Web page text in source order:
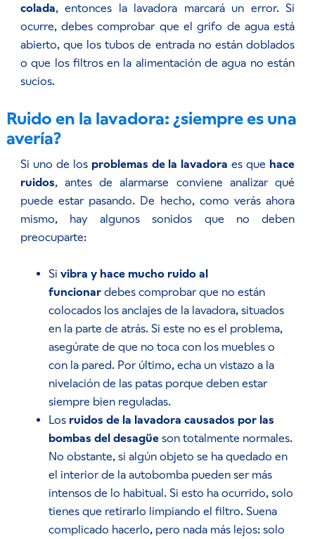
colada, entonces la lavadora marcará un error. Si
ocurre, debes comprobar que el grifo de agua está
abierto, que los tubos de entrada no están doblados
o que los filtros en la alimentación de agua no están
sucios.
Ruido en la lavadora: ¿siempre es una
avería?
Si uno de los problemas de la lavadora es que hace
ruidos, antes de alarmarse conviene analizar qué
puede estar pasando. De hecho, como verás ahora
mismo, hay algunos sonidos que no deben
preocuparte:
Si vibra y hace mucho ruido al
funcionardebes comprobar que no están
colocados los anclajes de la lavadora, situados
en la parte de atrás. Si este no es el problema,
asegúrate de que no toca con los muebles o
con la pared. Por último, echa un vistazo a la
nivelación de las patas porque deben estar
siempre bien reguladas.
Los ruidos de la lavadora causados por las
bombas del desagüeson totalmente normales.
No obstante, si algún objeto se ha quedado en
el interior de la autobomba pueden ser más
intensos de lo habitual. Si esto ha ocurrido, solo
tienes que retirarlo limpiando el filtro. Suena
complicado hacerlo, pero nada más lejos: solo